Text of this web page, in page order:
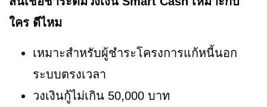
ใคร ดีไหม
เหมาะสำหรับผู้ชำระโครงการแก้หนี้นอก
ระบบตรงเวลา
วงเงินกู้ไม่เกิน 50,000 บาท